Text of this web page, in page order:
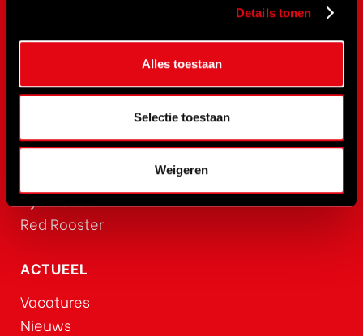
Details tonen
Alles toestaan
Selectie toestaan
Weigeren
BEGA
NOVaTork
CEJN
Hydraulics
Red Rooster
ACTUEEL
Vacatures
Nieuws